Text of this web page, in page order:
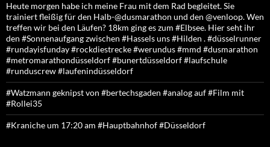
Heute morgen habe ich meine Frau mit dem Rad begleitet. Sie
trainiert fleißig für den Halb-@dusmarathon und den @venloop. Wen
treffen wir bei den Läufen? 18km ging es zum #Elbsee. Hier seht ihr
den #Sonnenaufgang zwischen #Hassels uns #Hilden . #düsselrunner
#rundayisfunday #rockdiestrecke #werundus #mmd #dusmarathon
#metromarathondüsseldorf #bunertdüsseldorf #laufschule
#runduscrew #laufenindüsseldorf
#Watzmann geknipst von #bertechsgaden #analog auf #Film mit
#Rollei35
#Kraniche um 17:20 am #Hauptbahnhof #Düsseldorf